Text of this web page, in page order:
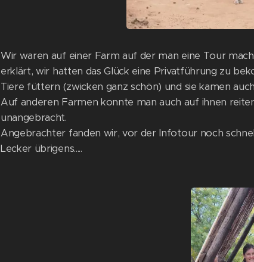
Wir waren auf einer Farm auf der man eine Tour
erklärt, wir hatten das Glück eine Privatführung zu
Tiere füttern (zwicken ganz schön) und sie kamen
Auf anderen Farmen konnte man auch auf ihnen
unangebracht.
Angebrachter fanden wir, vor der Infotour noch
Lecker übrigens.....